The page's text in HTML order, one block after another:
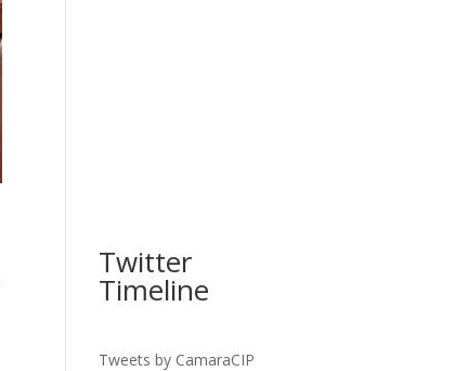
Twitter
Timeline
Tweets by CamaraCIP